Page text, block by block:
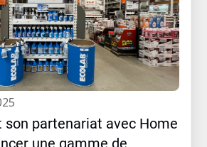
son partenariat avec Home